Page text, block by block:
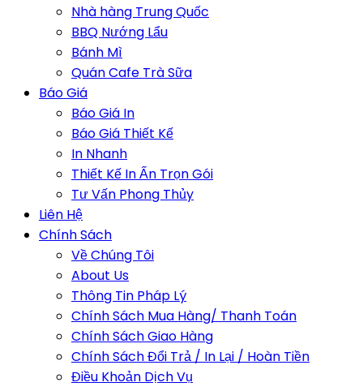
Nhà hàng Trung Quốc
BBQ Nướng Lẩu
Bánh Mì
Quán Cafe Trà Sữa
Báo Giá
Báo Giá In
Báo Giá Thiết Kế
In Nhanh
Thiết Kế In Ấn Trọn Gói
Tư Vấn Phong Thủy
Liên Hệ
Chính Sách
Về Chúng Tôi
About Us
Thông Tin Pháp Lý
Chính Sách Mua Hàng/ Thanh Toán
Chính Sách Giao Hàng
Chính Sách Đổi Trả / In Lại / Hoàn Tiền
Điều Khoản Dịch Vụ